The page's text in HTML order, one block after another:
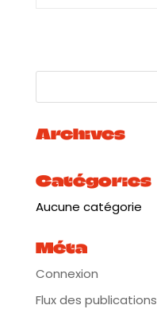
Archives
Catégories
Aucune catégorie
Méta
Connexion
Flux des publications